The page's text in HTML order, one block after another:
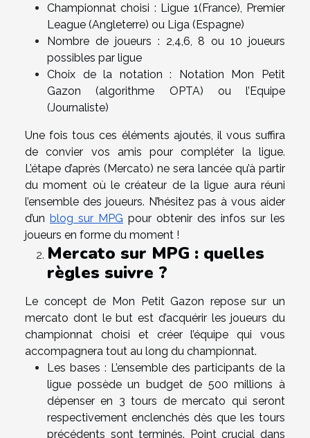
Championnat choisi : Ligue 1(France), Premier
League (Angleterre) ou Liga (Espagne)
Nombre de joueurs : 2,4,6, 8 ou 10 joueurs
possibles par ligue
Choix de la notation : Notation Mon Petit
Gazon (algorithme OPTA) ou l’Equipe
(Journaliste)
Une fois tous ces éléments ajoutés, il vous suffira
de convier vos amis pour compléter la ligue.
L’étape d’après (Mercato) ne sera lancée qu’à partir
du moment où le créateur de la ligue aura réuni
l’ensemble des joueurs. N’hésitez pas à vous aider
d’un blog sur MPG pour obtenir des infos sur les
joueurs en forme du moment !
Mercato sur MPG : quelles
règles suivre ?
Le concept de Mon Petit Gazon repose sur un
mercato dont le but est d’acquérir les joueurs du
championnat choisi et créer l’équipe qui vous
accompagnera tout au long du championnat.
Les bases : L’ensemble des participants de la
ligue possède un budget de 500 millions à
dépenser en 3 tours de mercato qui seront
respectivement enclenchés dès que les tours
précédents sont terminés. Point crucial dans